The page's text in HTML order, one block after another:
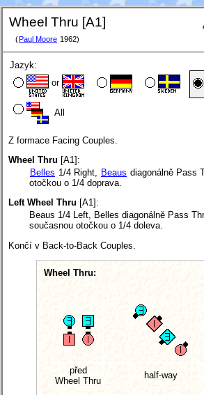
Wheel Thru [A1]
( Paul Moore 1962)
Jazyk:
or
All
Z formace Facing Couples.
Wheel Thru [A1]:
Belles 1/4 Right, Beaus diagonálně Pass
otočkou o 1/4 doprava.
Left Wheel Thru [A1]:
Beaus 1/4 Left, Belles diagonálně Pass
současnou otočkou o 1/4 doleva.
Končí v Back-to-Back Couples.
Wheel Thru:
před
Wheel Thru
half-way